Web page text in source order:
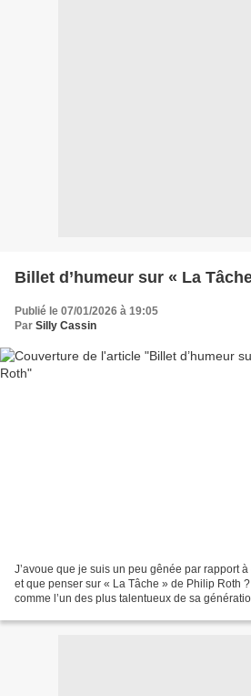
Billet d’humeur sur « La
Publié le 07/01/2026 à 19:05
Par Silly Cassin
J’avoue que je suis un peu gênée par rapport
et que penser sur « La Tâche » de Philip Roth
comme l’un des plus talentueux de sa